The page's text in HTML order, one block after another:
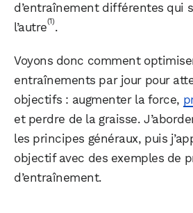
d’entraînement différentes qui
l’autre(1).
Voyons donc comment
entraînements par jour pour
objectifs : augmenter la force,
et perdre de la graisse.
les principes généraux, puis
objectif avec des exemples de
d’entraînement.